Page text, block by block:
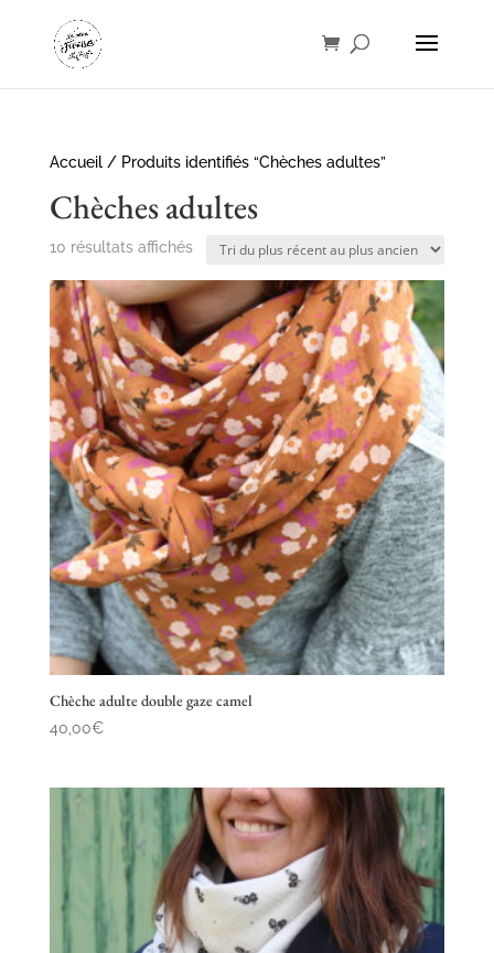
Accueil/ Produits identifiés “Chèches adultes”
Chèches adultes
10 résultats affichésTrié
plus
récent
au
plus
ancien
Chèche adulte double gaze camel
40,00€